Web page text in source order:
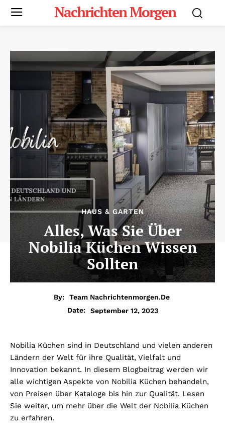
Nachrichten Morgen
HAUS & GARTEN
Alles, Was Sie Über
Nobilia Küchen Wissen
Sollten
By:
Team Nachrichtenmorgen.de
Date:
September 12, 2023
Nobilia Küchen sind in Deutschland und vielen anderen
Ländern der Welt für ihre Qualität, Vielfalt und
Innovation bekannt. In diesem Blogbeitrag werden wir
alle wichtigen Aspekte von Nobilia Küchen behandeln,
von Preisen über Kataloge bis hin zur Qualität. Lesen
Sie weiter, um mehr über die Welt der Nobilia Küchen
zu erfahren.